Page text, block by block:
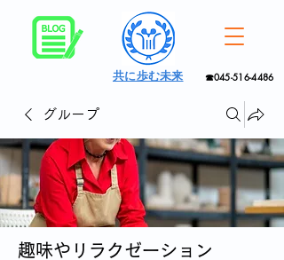
☎045-516-4486
共に歩む未来
グループ
趣味やリラクゼーション